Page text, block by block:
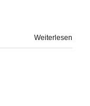
Weiterlesen